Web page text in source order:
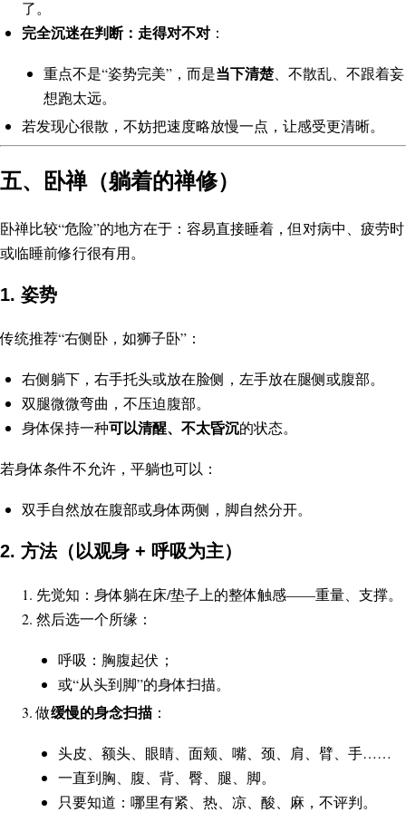
了。
完全沉迷在判断：走得对不对 ：
重点不是“姿势完美”，而是当下清楚、不散乱、不跟着妄
想跑太远。
若发现心很散，不妨把速度略放慢一点，让感受更清晰。
五、卧禅（躺着的禅修）
卧禅比较“危险”的地方在于：容易直接睡着，但对病中、疲劳时
或临睡前修行很有用。
1. 姿势
传统推荐“右侧卧，如狮子卧”：
右侧躺下，右手托头或放在脸侧，左手放在腿侧或腹部。
双腿微微弯曲，不压迫腹部。
身体保持一种可以清醒、不太昏沉的状态。
若身体条件不允许，平躺也可以：
双手自然放在腹部或身体两侧，脚自然分开。
2. 方法（以观身 + 呼吸为主）
先觉知：身体躺在床/垫子上的整体触感——重量、支撑。
然后选一个所缘：
呼吸：胸腹起伏；
或“从头到脚”的身体扫描。
做缓慢的身念扫描 ：
头皮、额头、眼睛、面颊、嘴、颈、肩、臂、手……
一直到胸、腹、背、臀、腿、脚。
只要知道：哪里有紧、热、凉、酸、麻，不评判。